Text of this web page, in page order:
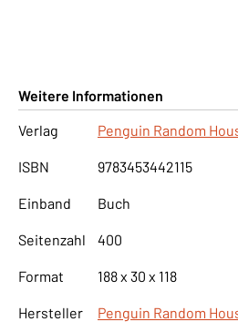
Weitere Informationen
Verlag
Penguin Random
ISBN 9783453442115
Einband Buch
Seitenzahl 400
Format 188 x 30 x 118
Hersteller
Penguin Random